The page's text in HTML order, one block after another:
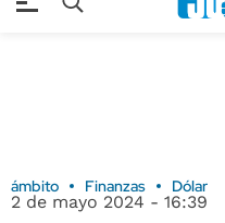
ámbito Finanzas Dólar
2 de mayo 2024 - 16:39